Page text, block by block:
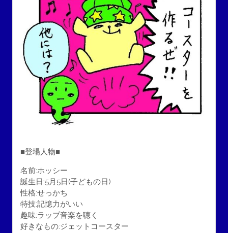
■登場人物■
名前:ホッシー
誕生日:5月5日(子どもの日)
性格:せっかち
特技:記憶力がいい
趣味:ラップ音楽を聴く
好きなもの:ジェットコースター